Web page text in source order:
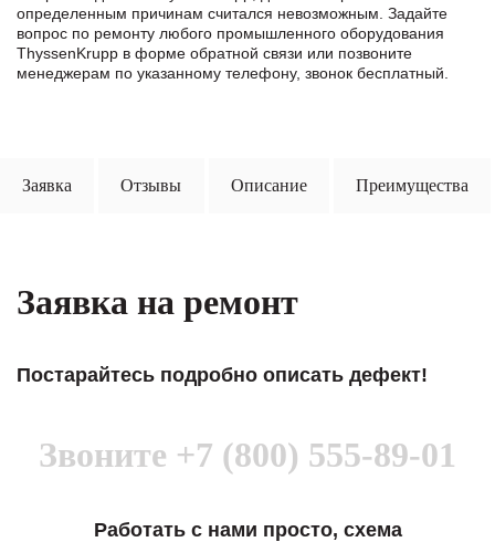
определенным причинам считался невозможным. Задайте
вопрос по ремонту любого промышленного оборудования
ThyssenKrupp в формe обратной связи или позвоните
менеджерам по указанному телефону, звонок бесплатный.
Заявка Отзывы Описание Преимущества
Заявка на ремонт
Постарайтесь подробно описать дефект!
Звоните +7 (800) 555-89-01
Работать с нами просто, схема